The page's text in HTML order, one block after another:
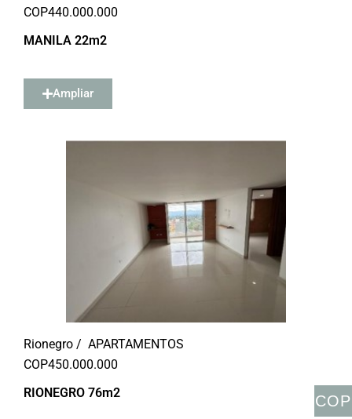
COP440.000.000
MANILA 22m2
Ampliar
Rionegro / APARTAMENTOS
COP450.000.000
RIONEGRO 76m2
COP